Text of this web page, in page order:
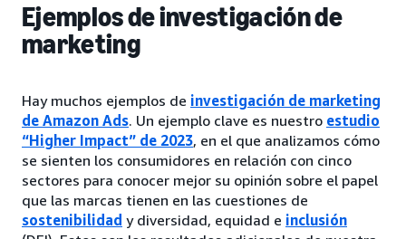
Ejemplos de investigación de
marketing
Hay muchos ejemplos de investigación de marketing
de Amazon Ads. Un ejemplo clave es nuestro estudio
“Higher Impact” de 2023, en el que analizamos cómo
se sienten los consumidores en relación con cinco
sectores para conocer mejor su opinión sobre el papel
que las marcas tienen en las cuestiones de
sostenibilidad y diversidad, equidad e inclusión